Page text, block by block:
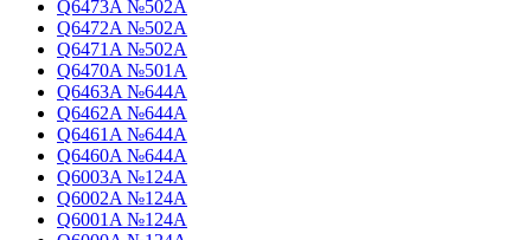
Q6473A №502A
Q6472A №502A
Q6471A №502A
Q6470A №501A
Q6463A №644A
Q6462A №644A
Q6461A №644A
Q6460A №644A
Q6003A №124A
Q6002A №124A
Q6001A №124A